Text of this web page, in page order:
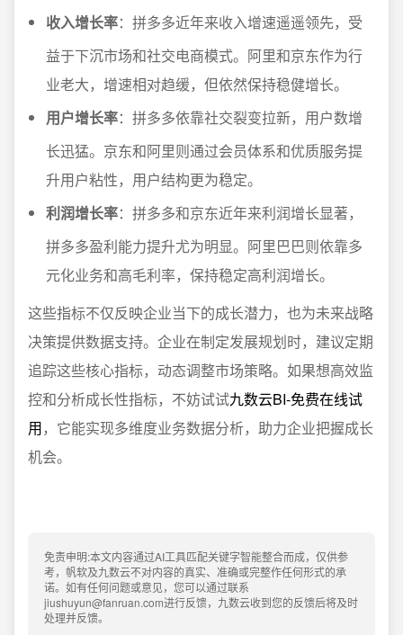
收入增长率：拼多多近年来收入增速遥遥领先，受
益于下沉市场和社交电商模式。阿里和京东作为行
业老大，增速相对趋缓，但依然保持稳健增长。
用户增长率：拼多多依靠社交裂变拉新，用户数增
长迅猛。京东和阿里则通过会员体系和优质服务提
升用户粘性，用户结构更为稳定。
利润增长率：拼多多和京东近年来利润增长显著，
拼多多盈利能力提升尤为明显。阿里巴巴则依靠多
元化业务和高毛利率，保持稳定高利润增长。
这些指标不仅反映企业当下的成长潜力，也为未来战略
决策提供数据支持。企业在制定发展规划时，建议定期
追踪这些核心指标，动态调整市场策略。如果想高效监
控和分析成长性指标，不妨试试九数云BI-免费在线试
用，它能实现多维度业务数据分析，助力企业把握成长
机会。
免责申明:本文内容通过AI工具匹配关键字智能整合而成，仅供参
考，帆软及九数云不对内容的真实、准确或完整作任何形式的承
诺。如有任何问题或意见，您可以通过联系
jiushuyun@fanruan.com进行反馈，九数云收到您的反馈后将及时
处理并反馈。